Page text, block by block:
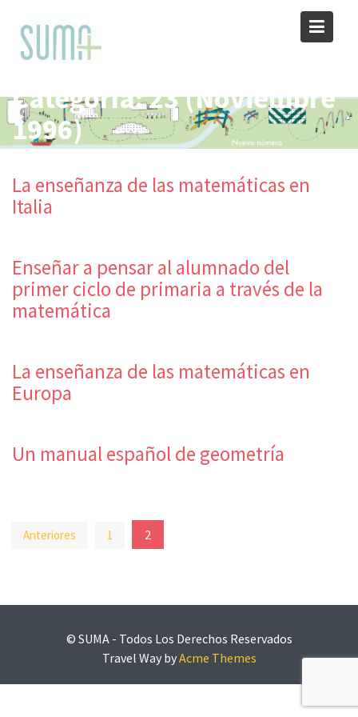
content
Categoría:23 (Noviembre
1996)
La enseñanza de las matemáticas en
Italia
Enseñar a pensar al alumnado del
primer ciclo de primaria a través de la
matemática
La enseñanza de las matemáticas en
Europa
Un manual español de geometría
Paginación
Anteriores 1 2
© SUMA - Todos Los Derechos Reservados
Travel Way byAcme Themes